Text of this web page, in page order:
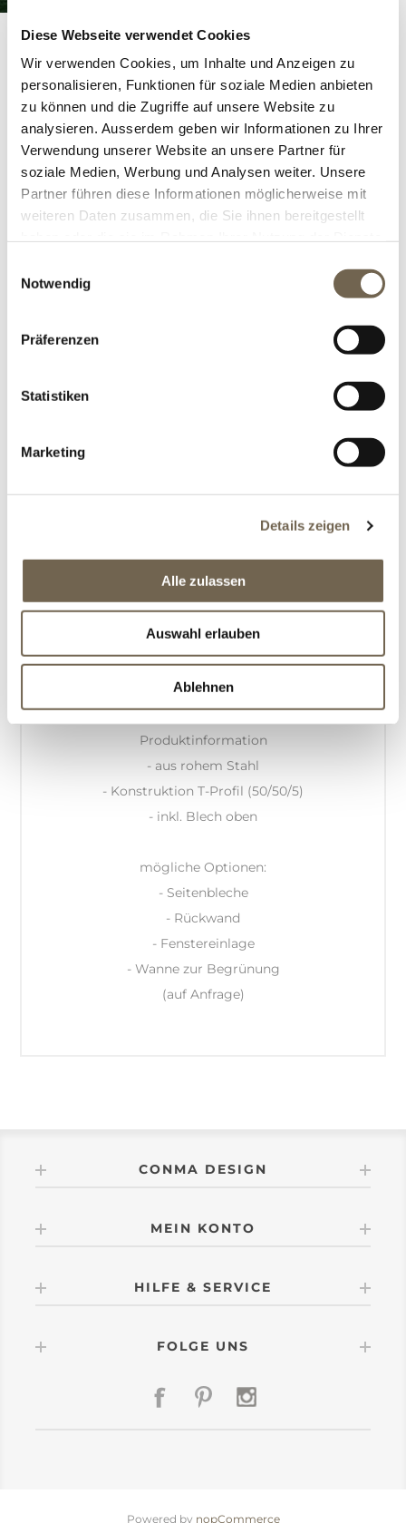
Diese Webseite verwendet Cookies
Wir verwenden Cookies, um Inhalte und Anzeigen zu
personalisieren, Funktionen für soziale Medien anbieten
zu können und die Zugriffe auf unsere Website zu
analysieren. Ausserdem geben wir Informationen zu Ihrer
Verwendung unserer Website an unsere Partner für
soziale Medien, Werbung und Analysen weiter. Unsere
Partner führen diese Informationen möglicherweise mit
weiteren Daten zusammen, die Sie ihnen bereitgestellt
Notwendig
Präferenzen
Statistiken
Marketing
Details zeigen
Alle zulassen
Auswahl erlauben
Ablehnen
Unser Holzlager B dient nicht nur als Aufbewahrung für
verwendet werden.
Artikelnummer: 36101
Grösse
Ausführung
BESCHREIBUNG
OFFERTANFRAGE
Produktinformation
- aus rohem Stahl
- Konstruktion T-Profil (50/50/5)
- inkl. Blech oben
mögliche Optionen:
- Seitenbleche
- Rückwand
- Fenstereinlage
- Wanne zur Begrünung
(auf Anfrage)
CONMA DESIGN
MEIN KONTO
HILFE & SERVICE
FOLGE UNS
Powered by nopCommerce